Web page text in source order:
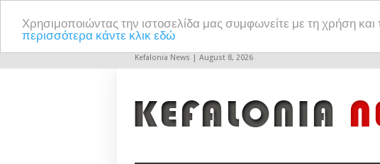
Χρησιμοποιώντας την ιστοσελίδα μας συμφωνείτε με τη χρήση
περισσότερα κάντε κλικ εδώ
Kefalonia News | August 8, 2026